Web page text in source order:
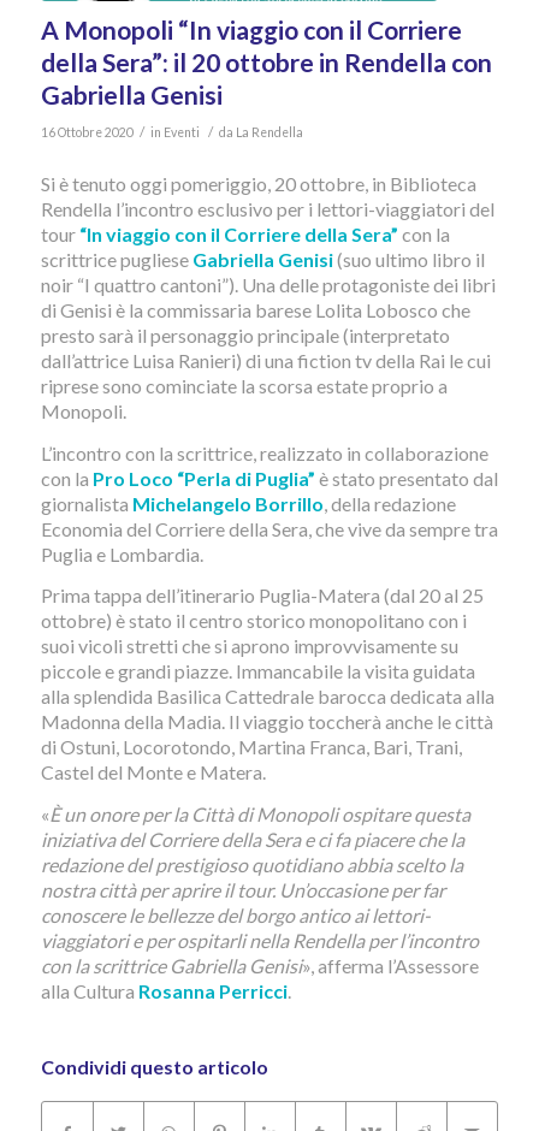
A Monopoli “In viaggio con il Corriere
della Sera”: il 20 ottobre in Rendella con
Gabriella Genisi
16 Ottobre 2020 / in Eventi / da La Rendella
Si è tenuto oggi pomeriggio, 20 ottobre, in Biblioteca
Rendella l’incontro esclusivo per i lettori-viaggiatori del
tour “In viaggio con il Corriere della Sera” con la
scrittrice pugliese Gabriella Genisi(suo ultimo libro il
noir “I quattro cantoni”). Una delle protagoniste dei libri
di Genisi è la commissaria barese Lolita Lobosco che
presto sarà il personaggio principale (interpretato
dall’attrice Luisa Ranieri) di una fiction tv della Rai le cui
riprese sono cominciate la scorsa estate proprio a
Monopoli.
L’incontro con la scrittrice, realizzato in collaborazione
con la Pro Loco “Perla di Puglia” è stato presentato dal
giornalista Michelangelo Borrillo, della redazione
Economia del Corriere della Sera, che vive da sempre tra
Puglia e Lombardia.
Prima tappa dell’itinerario Puglia-Matera (dal 20 al 25
ottobre) è stato il centro storico monopolitano con i
suoi vicoli stretti che si aprono improvvisamente su
piccole e grandi piazze. Immancabile la visita guidata
alla splendida Basilica Cattedrale barocca dedicata alla
Madonna della Madia. Il viaggio toccherà anche le città
di Ostuni, Locorotondo, Martina Franca, Bari, Trani,
Castel del Monte e Matera.
«È un onore per la Città di Monopoli ospitare questa
iniziativa del Corriere della Sera e ci fa piacere che la
redazione del prestigioso quotidiano abbia scelto la
nostra città per aprire il tour. Un’occasione per far
conoscere le bellezze del borgo antico ai lettori-
viaggiatori e per ospitarli nella Rendella per l’incontro
con la scrittrice Gabriella Genisi», afferma l’Assessore
alla Cultura Rosanna Perricci.
Condividi questo articolo